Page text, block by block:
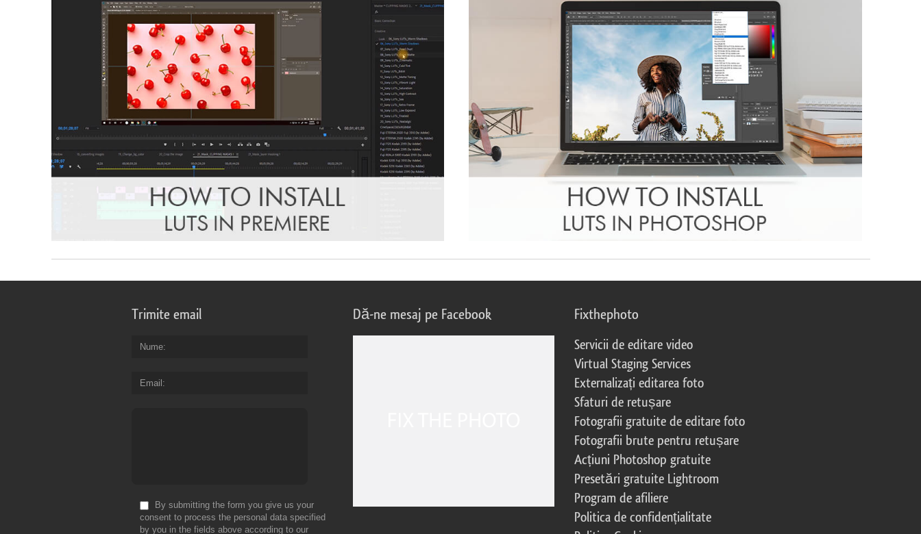
Trimite email
Nume
Email
By submitting the form you give us your
consent to process the personal data specified
by you in the fields above according to our
Dă-ne mesaj pe Facebook Fixthephoto
Servicii de editare video
Virtual Staging Services
Externalizați editarea foto
Sfaturi de retușare
Fotografii gratuite de editare foto
Fotografii brute pentru retușare
Acțiuni Photoshop gratuite
Presetări gratuite Lightroom
Program de afiliere
Politica de confidențialitate